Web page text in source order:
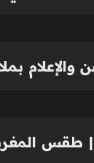
والإعلام